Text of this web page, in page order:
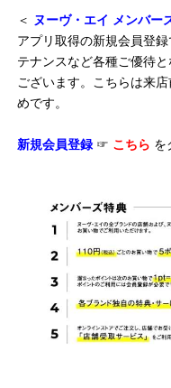
＜ ヌーヴ・エイ メンバー
アプリ取得の新規会員登
テナンスなど各種ご優待
ございます。こちらは来
めです。
新規会員登録 ☞ こちら を